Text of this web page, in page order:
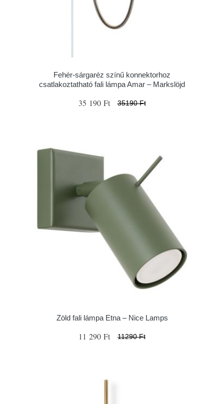
Fehér-sárgaréz színű konnektorhoz
csatlakoztatható fali lámpa Amar – Markslöjd
35 190 Ft 35190 Ft
Zöld fali lámpa Etna – Nice Lamps
11 290 Ft 11290 Ft